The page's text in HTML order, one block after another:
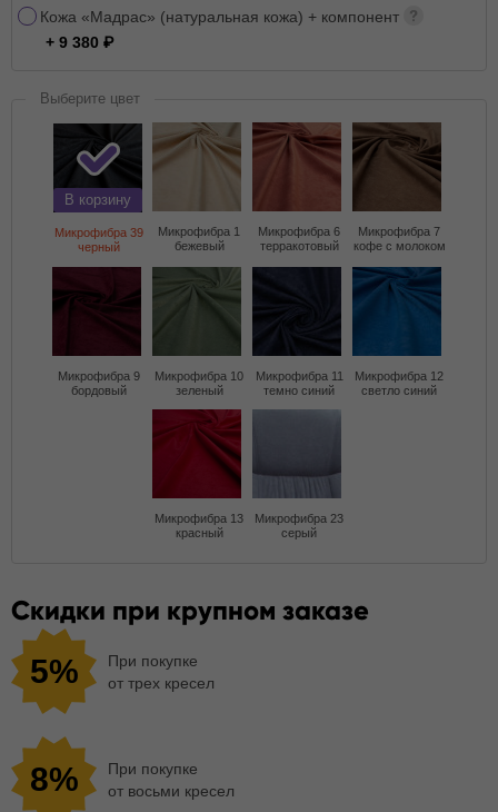
Кожа «Мадрас» (натуральная кожа) + компонент
+ 9 380
Выберите цвет
В корзину
Микрофибра 39
черный
Микрофибра 1
бежевый
Микрофибра 6
терракотовый
Микрофибра 7
кофе с молоком
Микрофибра 9
бордовый
Микрофибра 10
зеленый
Микрофибра 11
темно синий
Микрофибра 12
светло синий
Микрофибра 13
красный
Микрофибра 23
серый
Скидки при крупном заказе
5%
При покупке
от трех кресел
8%
При покупке
от восьми кресел